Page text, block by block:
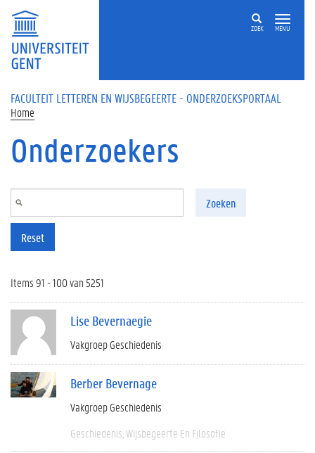
Overslaan en naar de inhoud gaan
ZOEK MENU
FACULTEIT LETTEREN EN WIJSBEGEERTE - ONDERZOEKSPORTAAL
Home
Onderzoekers
Zoeken
Reset
Items 91 - 100 van 5251
Lise Bevernaegie
Vakgroep Geschiedenis
Berber Bevernage
Vakgroep Geschiedenis
Geschiedenis Wijsbegeerte En Filosofie